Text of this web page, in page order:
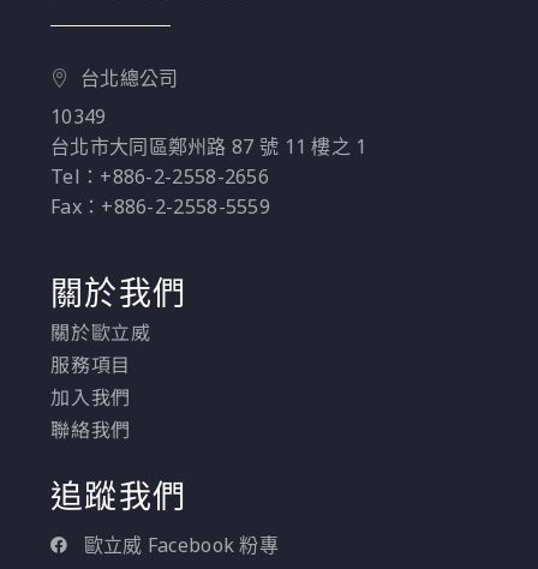
台北總公司
10349
台北市大同區鄭州路 87 號 11 樓之 1
Tel：+886-2-2558-2656
Fax：+886-2-2558-5559
關於我們
關於歐立威
服務項目
加入我們
聯絡我們
追蹤我們
歐立威 Facebook 粉專